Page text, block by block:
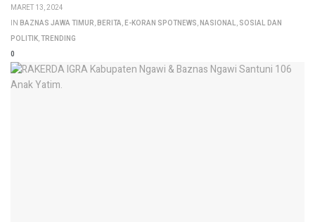
MARET 13, 2024
IN BAZNAS JAWA TIMUR, BERITA, E-KORAN SPOTNEWS, NASIONAL, SOSIAL DAN
POLITIK,TRENDING
0